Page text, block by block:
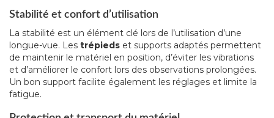
Stabilité et confort d’utilisation
La stabilité est un élément clé lors de l’utilisation d’une
longue-vue. Les trépieds et supports adaptés permettent
de maintenir le matériel en position, d’éviter les vibrations
et d’améliorer le confort lors des observations prolongées.
Un bon support facilite également les réglages et limite la
fatigue.